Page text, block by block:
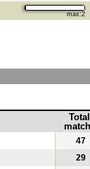
max:2
Total
47
29